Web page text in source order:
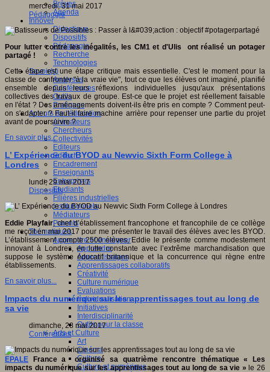
Brèves
Agenda
Innover
Didactique
Dispositifs
Pédagogie
Recherche
Technologies
Savoir(s)
Analyses
Conférences
Outils
Pratiques
Acteurs de l'éducation
Animateurs
Chercheurs
Collectivités
Editeurs
EdTech
Encadrement
Enseignants
Entreprises
Etudiants
Filières industrielles
Institutionnels
Médiateurs
Parents
Thématiques
Apprendre et enseigner
Apprendre
Apprentissages
Apprentissages collaboratifs
Créativité
Culture numérique
Evaluations
Individualisation
Initiatives
Interdisciplinarité
Outils pour la classe
Arts et Culture
Art
Cinéma
Culture
Culture et numérique
mercredi, 31 mai 2017
Pédagogie
Pour lutter contre les inégalités, les CM1 et d'Ulis ont réalisé un potager
partagé !
Cette étape est une étape critique mais essentielle. C'est le moment pour la
classe de confronter "à la vraie vie", tout ce que les élèves ont imaginé, planifié
ensemble depuis leurs réflexions individuelles jusqu'aux présentations
collectives des travaux de groupe. Est-ce que le projet est réellement faisable
en l'état ? Des aménagements doivent-ils être pris en compte ? Comment peut-
on s'adapter ? Faut-il faire machine arrière pour repenser une partie du projet
avant de poursuivre ?
En savoir plus...
L’ Expérience du BYOD au Newvic Sixth Form College à
Londres
lundi, 29 mai 2017
Dispositifs
Eddie Playfair, chef d’établissement francophone et francophile de ce collège
me reçoit en mai 2017 pour me présenter le travail des élèves avec les BYOD.
L’établissement compte 2500 élèves, Eddie le présente comme modestement
innovant à Londres, en lutte constante avec l’extrême marchandisation que
suppose le système éducatif britannique et la concurrence qui règne entre
établissements.
En savoir plus...
Impacts du numérique sur les apprentissages tout au long de
sa vie
dimanche, 28 mai 2017
Conférences
EPALE France a organisé sa quatrième rencontre thématique « Les
impacts du numérique sur les apprentissages tout au long de sa vie » le 26